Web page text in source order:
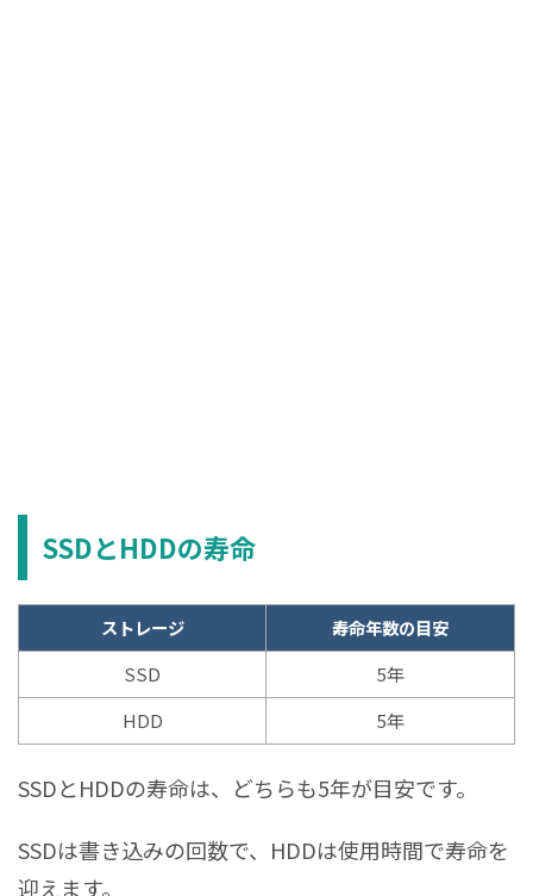
SSDとHDDの寿命
ストレージ
寿命年数の目安
SSD
5年
HDD
5年
SSDとHDDの寿命は、どちらも5年が目安です。
SSDは書き込みの回数で、HDDは使用時間で寿命を
迎えます。